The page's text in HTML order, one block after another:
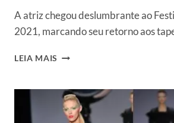
A atriz chegou deslumbrante ao
2021, marcando seu retorno aos
LEIA MAIS SALMA
EM
CANNES
COM